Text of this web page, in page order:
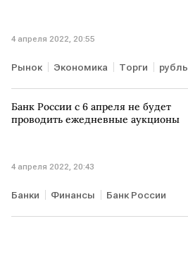
4 апреля 2022, 20:55
Рынок Экономика Торги рубль
доллар евро Курсы валют
Банк России с 6 апреля не будет
проводить ежедневные аукционы
4 апреля 2022, 20:43
Банки Финансы Банк России
однодневный аукцион РЕПО